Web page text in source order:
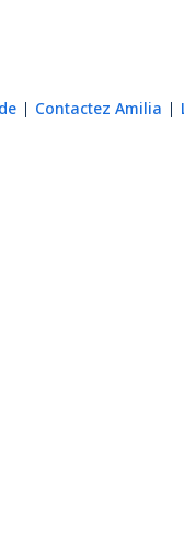
Contactez Amilia